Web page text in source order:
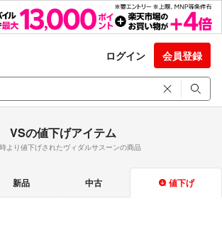
ログイン 会員登録
VSの値下げアイテム
より値下げされたヴィダルサスーンの商品
新品 中古 値下げ